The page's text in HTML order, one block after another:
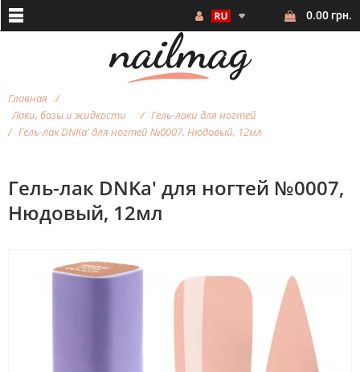
0.00 грн.
Главная
Лаки, базы и жидкости
Гель-лаки для ногтей
Гель-лак DNKa' для ногтей №0007, Нюдовый, 12мл
Гель-лак DNKa' для ногтей №0007,
Нюдовый, 12мл